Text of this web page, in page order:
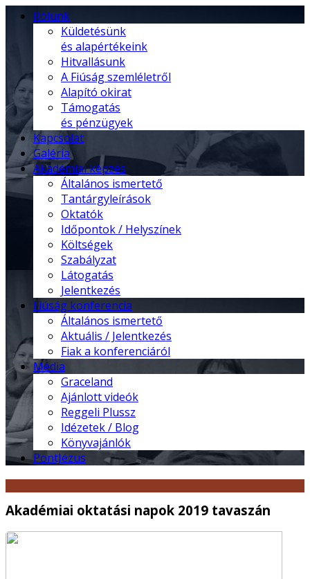
Rólunk
Küldetésünk
és alapértékeink
Hitvallásunk
A Fiúság szemléletről
Alapító okirat
Támogatás
és pénzügyek
Kapcsolat
Galéria
Akadémiai képzés
Általános ismertető
Tantárgyleírások
Oktatók
Időpontok / Helyszínek
Költségek
Szabályzat
Látogatás
Jelentkezés
Fiúság konferencia
Általános ismertető
Aktuális / Jelentkezés
Fiak a konferenciáról
Média
Graceland
Ajánlott videók
Reggeli Plussz
Idézetek / Blog
Könyvajánlók
PontJézus
Akadémiai oktatási napok 2019 tavaszán